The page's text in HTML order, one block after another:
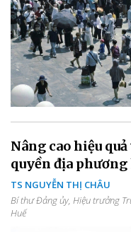
Nâng cao hiệu
quyền địa
TS NGUYỄN THỊ CHÂU
Bí thư Đảng ủy, Hiệu trưởng
Huế